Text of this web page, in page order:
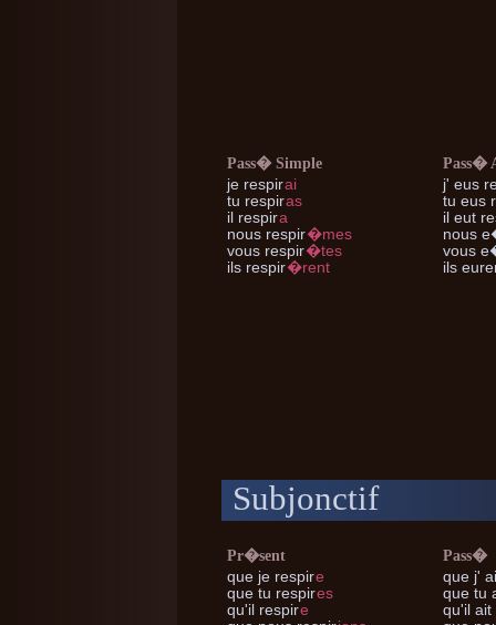
Pass� Simple
je respirai
tu respiras
il respira
nous respir�mes
vous respir�tes
ils respir�rent
Pass�
j' eus
tu eus
il eut
nous
vous
ils
Subjonctif
Pr�sent
que je respire
que tu respires
qu'il respire
Pass�
que j'
que tu
qu'il ait